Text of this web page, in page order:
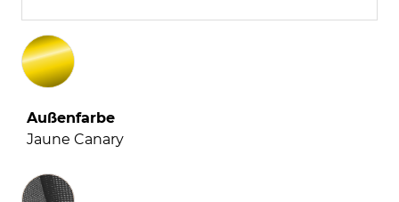
Außenfarbe
Jaune Canary
Innenausstattung